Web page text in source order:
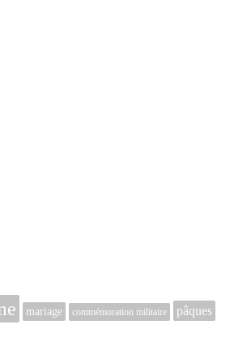
mariage commémoration militaire pâques